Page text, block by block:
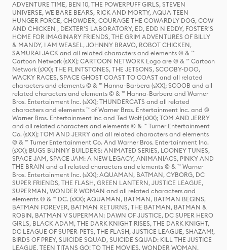
ADVENTURE TIME, BEN 10, THE POWERPUFF GIRLS, STEVEN
UNIVERSE, WE BARE BEARS, RICK AND MORTY, AQUA TEEN
HUNGER FORCE, CHOWDER, COURAGE THE COWARDLY DOG, COW
AND CHICKEN , DEXTER'S LABORATORY, ED, EDD N EDDY, FOSTER'S
HOME FOR IMAGINARY FRIENDS, THE GRIM ADVENTURES OF BILLY
& MANDY, I AM WEASEL, JOHNNY BRAVO, ROBOT CHICKEN,
SAMURAI JACK and all related characters and elements © & ™
Cartoon Network (sXX); CARTOON NETWORK Logo are © & ™ Cartoon
Network (sXX); THE FLINTSTONES, THE JETSONS, SCOOBY-DOO,
WACKY RACES, SPACE GHOST COAST TO COAST and all related
characters and elements © & ™ Hanna-Barbera (sXX); SCOOB and all
related characters and elements © & ™ Hanna-Barbera and Warner
Bros. Entertainment Inc. (sXX); THUNDERCATS and all related
characters and elements ™ of Warner Bros. Entertainment Inc. and ©
Warner Bros. Entertainment Inc and Ted Wolf (sXX); TOM AND JERRY
and all related characters and elements © & ™ Turner Entertainment
Co. (sXX); TOM AND JERRY and all related characters and elements
© & ™ Turner Entertainment Co. And Warner Bros. Entertainment Inc.
(sXX); BUGS BUNNY BUILDERS: ANIMATED SERIES, LOONEY TUNES,
SPACE JAM, SPACE JAM: A NEW LEGACY, ANIMANIACS, PINKY AND
THE BRAIN and all related characters and elements © & ™ Warner
Bros. Entertainment Inc. (sXX); AQUAMAN, BATMAN, CYBORG, DC
SUPER FRIENDS, THE FLASH, GREEN LANTERN, JUSTICE LEAGUE,
SUPERMAN, WONDER WOMAN and all related characters and
elements © & ™ DC. (sXX); AQUAMAN, BATMAN, BATMAN BEGINS,
BATMAN FOREVER, BATMAN RETURNS, THE BATMAN, BATMAN &
ROBIN, BATMAN V SUPERMAN: DAWN OF JUSTICE, DC SUPER HERO
GIRLS, BLACK ADAM, THE DARK KNIGHT RISES, THE DARK KNIGHT,
DC LEAGUE OF SUPER-PETS, THE FLASH, JUSTICE LEAGUE, SHAZAM!,
BIRDS OF PREY, SUICIDE SQUAD, SUICIDE SQUAD: KILL THE JUSTICE
LEAGUE, TEEN TITANS GO! TO THE MOVIES, WONDER WOMAN,